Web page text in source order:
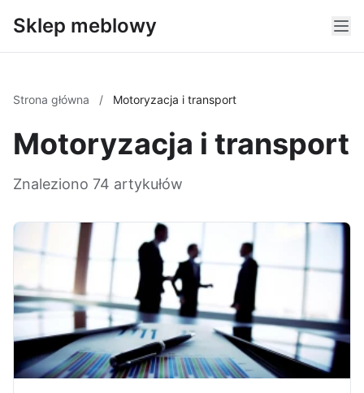
Sklep meblowy
Strona główna / Motoryzacja i transport
Motoryzacja i transport
Znaleziono 74 artykułów